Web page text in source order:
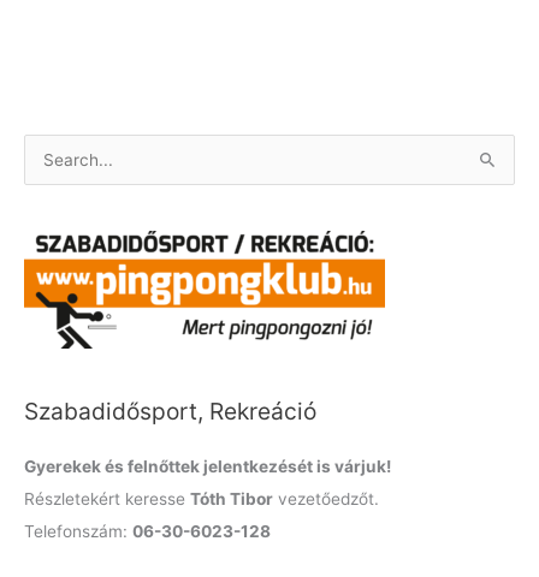
e
h
rSzabadidősport, Rekreáció
Gyerekek és felnőttek jelentkezését is várjuk!
Részletekért keresse Tóth Tibor vezetőedzőt.
Telefonszám: 06-30-6023-128